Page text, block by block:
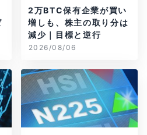
2万BTC保有企業が買い
増しも、株主の取り分は
減少｜目標と逆行
2026/08/06